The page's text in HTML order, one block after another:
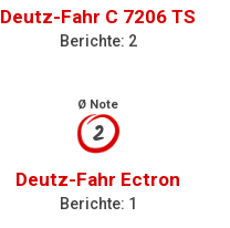
Deutz-Fahr C 7206 TS
Berichte: 2
Ø Note
2
Deutz-Fahr Ectron
Berichte: 1